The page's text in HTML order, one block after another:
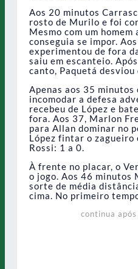
Aos 20 minutos
rosto de Murilo e foi
Mesmo com um
conseguia se impor.
experimentou de fora
saiu em escanteio.
canto, Paquetá desviou
Apenas aos 35
incomodar a defesa
recebeu de López e
fora. Aos 37, Marlon
para Allan dominar no
López fintar o zagueiro
Rossi: 1 a 0.
À frente no placar, o
o jogo. Aos 46 minutos
sorte de média
cima. No primeiro
continua